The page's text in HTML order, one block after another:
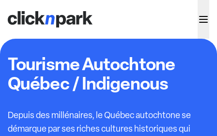
Tourisme Autochtone
Québec / Indigenous
Depuis des millénaires, le Québec autochtone se
démarque par ses riches cultures historiques qui